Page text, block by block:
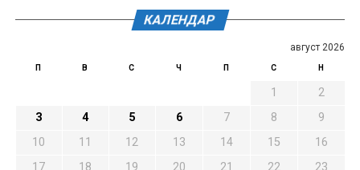
КАЛЕНДАР
август 2026
П В С Ч П С Н
1
2
3
4 5 6 7 8
9
10
11 12 13 14 15
16
17
18 19 20 21 22 23